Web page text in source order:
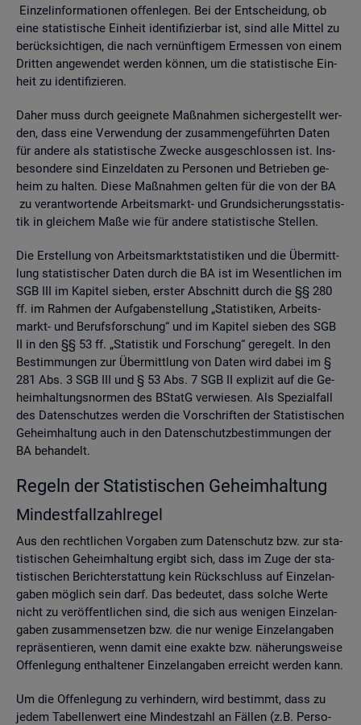
Ein­zel­in­for­ma­tio­nen of­fen­le­gen. Bei der Ent­schei­dung, ob
eine sta­tis­ti­sche Ein­heit iden­ti­fi­zier­bar ist, sind alle Mit­tel zu
be­rück­sich­ti­gen, die nach ver­nünf­ti­gem Er­mes­sen von einem
Drit­ten an­ge­wen­det wer­den kön­nen, um die sta­tis­ti­sche Ein­
heit zu iden­ti­fi­zie­ren.
Daher muss durch ge­eig­ne­te Maß­nah­men si­cher­ge­stellt wer­
den, dass eine Ver­wen­dung der zu­sam­men­ge­führ­ten Daten
für an­de­re als sta­tis­ti­sche Zwe­cke aus­ge­schlos­sen ist. Ins­
be­son­de­re sind Ein­zel­da­ten zu Per­so­nen und Be­trie­ben ge­
heim zu hal­ten. Diese Maß­nah­men gel­ten für die von der BA
zu ver­ant­wor­ten­de Ar­beits­markt- und Grund­si­che­rungs­sta­tis­
tik in glei­chem Maße wie für an­de­re sta­tis­ti­sche Stel­len.
Die Er­stel­lung von Ar­beits­markt­sta­tis­ti­ken und die Über­mitt­
lung sta­tis­ti­scher Daten durch die BA ist im We­sent­li­chen im
SGB III im Ka­pi­tel sie­ben, ers­ter Ab­schnitt durch die §§ 280
ff. im Rah­men der Auf­ga­ben­stel­lung „Sta­tis­ti­ken, Ar­beits­
markt- und Be­rufs­for­schung“ und im Ka­pi­tel sie­ben des SGB
II in den §§ 53 ff. „Sta­tis­tik und For­schung“ ge­re­gelt. In den
Be­stim­mun­gen zur Über­mitt­lung von Daten wird dabei im §
281 Abs. 3 SGB III und § 53 Abs. 7 SGB II ex­pli­zit auf die Ge­
heim­hal­tungs­nor­men des BStatG ver­wie­sen. Als Spe­zi­al­fall
des Da­ten­schut­zes wer­den die Vor­schrif­ten der Sta­tis­ti­schen
Ge­heim­hal­tung auch in den Da­ten­schutz­be­stim­mun­gen der
BA be­han­delt.
Re­geln der Sta­tis­ti­schen Ge­heim­hal­tung
Min­dest­fall­zahl­re­gel
Aus den recht­li­chen Vor­ga­ben zum Da­ten­schutz bzw. zur sta­
tis­ti­schen Ge­heim­hal­tung er­gibt sich, dass im Zuge der sta­
tis­ti­schen Be­richt­erstat­tung kein Rück­schluss auf Ein­zel­an­
ga­ben mög­lich sein darf. Das be­deu­tet, dass sol­che Werte
nicht zu ver­öf­fent­li­chen sind, die sich aus we­ni­gen Ein­zel­an­
ga­ben zu­sam­men­set­zen bzw. die nur we­ni­ge Ein­zel­an­ga­ben
re­prä­sen­tie­ren, wenn damit eine ex­ak­te bzw. nä­he­rungs­wei­se
Of­fen­le­gung ent­hal­te­ner Ein­zel­an­ga­ben er­reicht wer­den kann.
Um die Of­fen­le­gung zu ver­hin­dern, wird be­stimmt, dass zu
jedem Ta­bel­len­wert eine Min­dest­zahl an Fäl­len (z.B. Per­so­